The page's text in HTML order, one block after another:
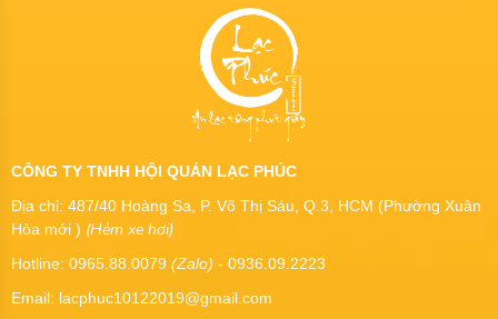
CÔNG TY TNHH HỘI QUÁN LẠC PHÚC
Địa chỉ: 487/40 Hoàng Sa, P. Võ Thị Sáu, Q.3, HCM (Phường Xuân
Hòa mới ) (Hẻm xe hơi)
Hotline: 0965.88.0079 (Zalo) - 0936.09.2223
Email: lacphuc10122019@gmail.com